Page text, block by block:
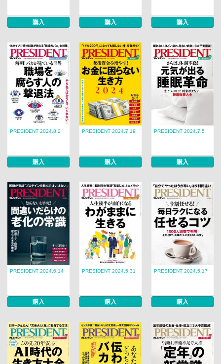
購入 購入 購入
PRESIDENT 2024.8.2
購入
PRESIDENT 2024.7.19
購入
PRESIDENT 2024.7.5
購入
PRESIDENT 2024.6.14
購入
PRESIDENT 2024.5.31
購入
PRESIDENT 2024.5.17
購入